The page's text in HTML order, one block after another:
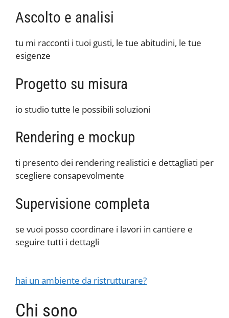
Ascolto e analisi
tu mi racconti i tuoi gusti, le tue abitudini, le tue
esigenze
Progetto su misura
io studio tutte le possibili soluzioni
Rendering e mockup
ti presento dei rendering realistici e dettagliati per
scegliere consapevolmente
Supervisione completa
se vuoi posso coordinare i lavori in cantiere e
seguire tutti i dettagli
hai un ambiente da ristrutturare?
Chi sono